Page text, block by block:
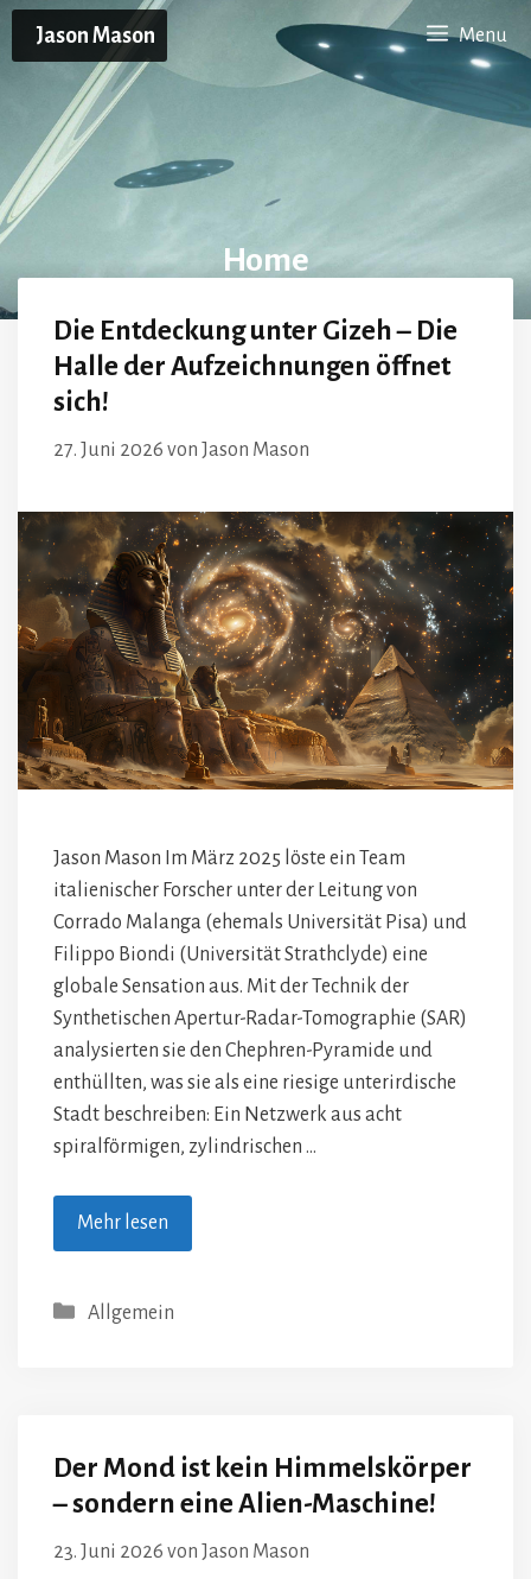
Zum
InhaltJason Mason Menu
Home
Die Entdeckung unter Gizeh – Die
Halle der Aufzeichnungen öffnet
sich!
27. Juni 2026 von Jason Mason
Jason Mason Im März 2025 löste ein Team
italienischer Forscher unter der Leitung von
Corrado Malanga (ehemals Universität Pisa) und
Filippo Biondi (Universität Strathclyde) eine
globale Sensation aus. Mit der Technik der
Synthetischen Apertur-Radar-Tomographie (SAR)
analysierten sie den Chephren-Pyramide und
enthüllten, was sie als eine riesige unterirdische
Stadt beschreiben: Ein Netzwerk aus acht
spiralförmigen, zylindrischen …
Mehr lesen
Kategorien
Allgemein
Der Mond ist kein Himmelskörper
– sondern eine Alien-Maschine!
23. Juni 2026 von Jason Mason